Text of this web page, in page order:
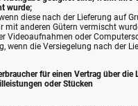
wurde;
diese nach der Lieferung auf
mit anderen Gütern vermischt
Videoaufnahmen oder
wenn die Versiegelung nach der
für einen Vertrag über die
oder Stücken